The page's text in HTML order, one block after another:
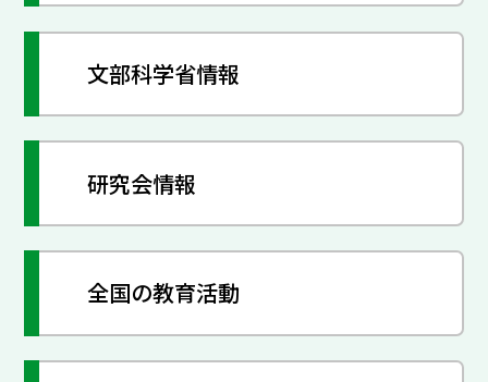
文部科学省情報
研究会情報
全国の教育活動